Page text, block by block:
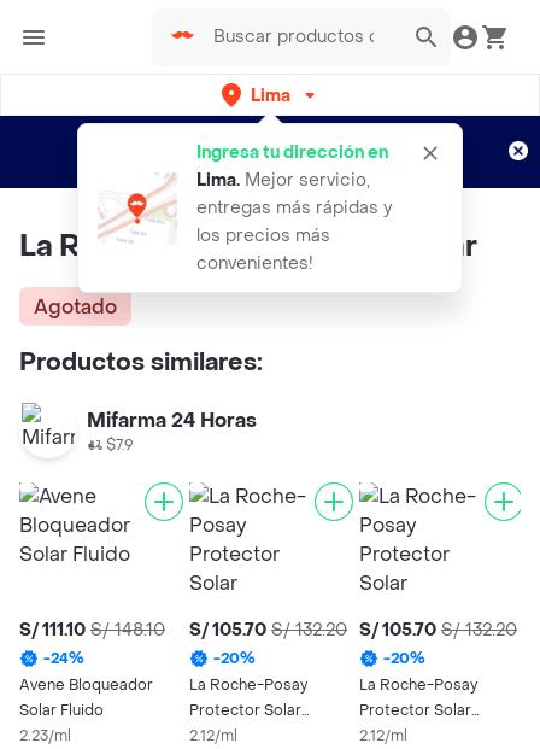
Lima
Ingresa tu dirección en
Lima. Mejor servicio,
entregas más rápidas y
los precios más
convenientes!
envíos gratis por semanas
Aplican TyC
La Roche-Posay Protector Solar
Agotado
Productos similares:
Mifarma 24 Horas
$7.9
S/ 111.10 S/ 148.10
-24%
Avene Bloqueador
Solar Fluido
2.23/ml
S/ 105.70 S/ 132.20
-20%
La Roche-Posay
Protector Solar
Anthelios Uvmune SPF
2.12/ml
S/ 105.70 S/ 132.20
-20%
La Roche-Posay
Protector Solar
Anthelios XL SPF 50+
2.12/ml